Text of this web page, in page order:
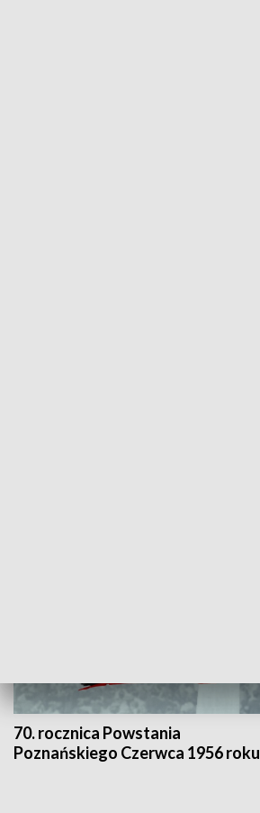
70. rocznica Powstania
Poznańskiego Czerwca 1956 roku